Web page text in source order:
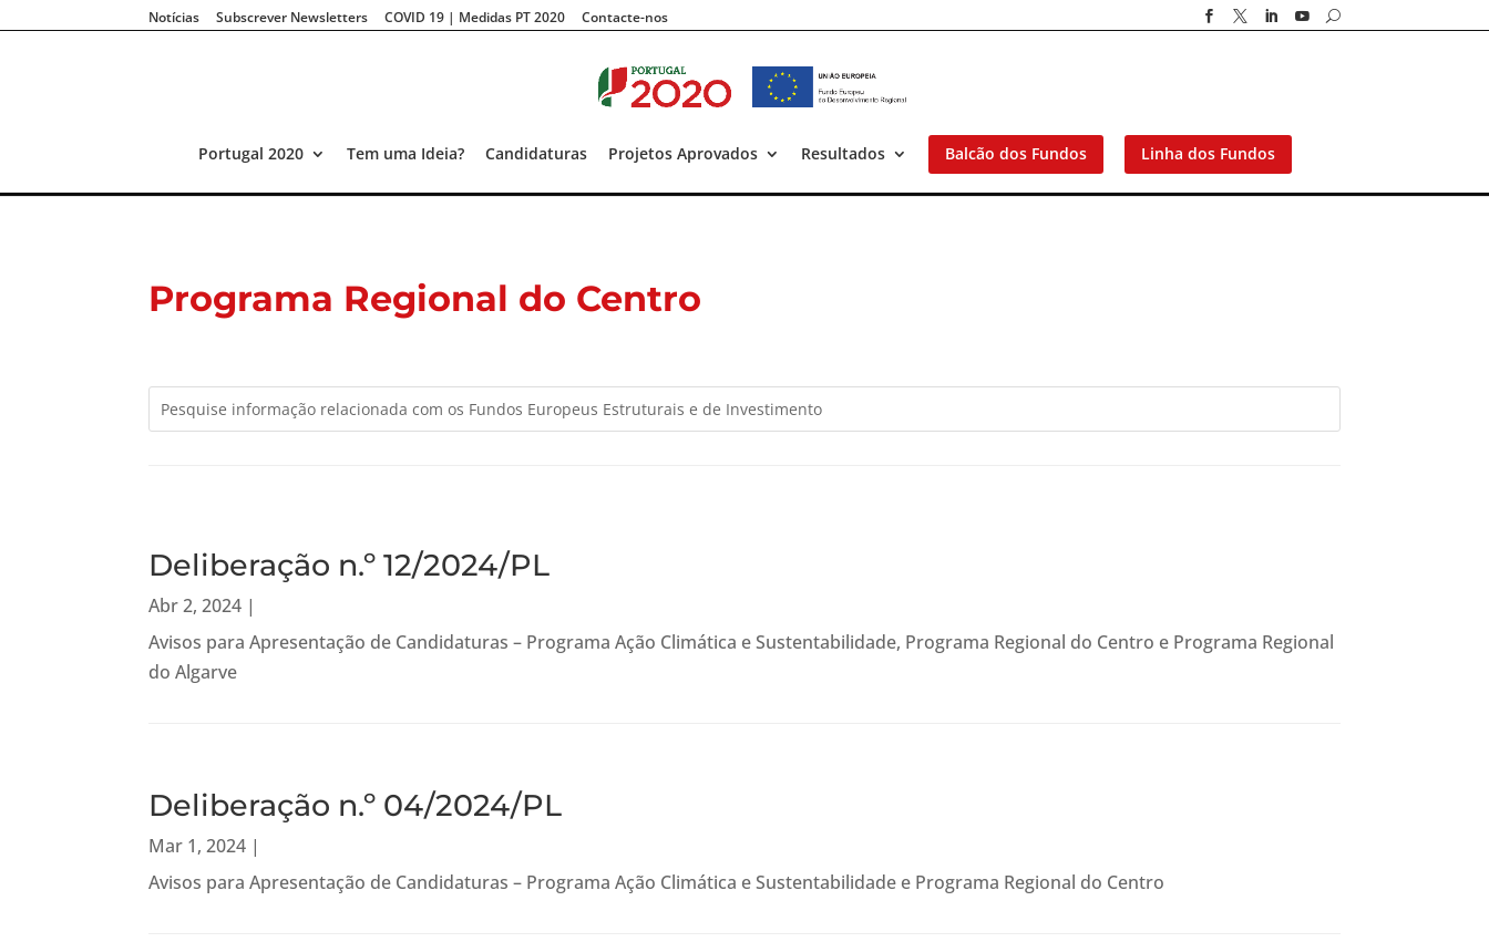
Notícias Subscrever Newsletters COVID 19 | Medidas PT 2020 Contacte-nos     U
Portugal 2020 Tem uma Ideia? Candidaturas Projetos Aprovados Resultados Balcão dos Fundos Linha dos Fundos
Programa Regional do Centro
Deliberação n.º 12/2024/PL
Abr 2, 2024 |
Avisos para Apresentação de Candidaturas – Programa Ação Climática e Sustentabilidade, Programa Regional do Centro e Programa Regional
do Algarve
Deliberação n.º 04/2024/PL
Mar 1, 2024 |
Avisos para Apresentação de Candidaturas – Programa Ação Climática e Sustentabilidade e Programa Regional do Centro